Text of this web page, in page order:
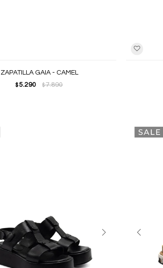
ZAPATILLA GAIA - CAMEL
$5.290 $7.890